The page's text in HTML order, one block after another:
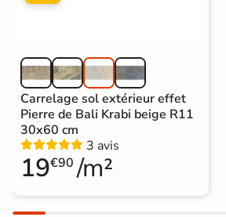
Carrelage sol extérieur effet
Pierre de Bali Krabi beige R11
30x60 cm
3 avis
19€90 /m²